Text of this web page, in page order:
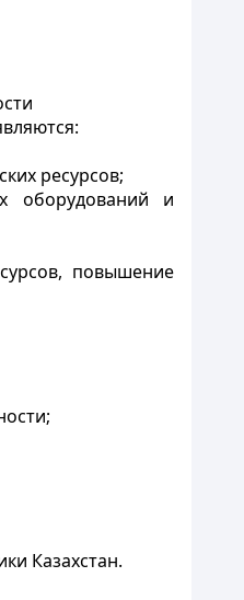
ресурсов;
оборудований и
повышение
Казахстан.